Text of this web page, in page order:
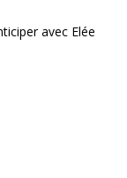
avec Elée